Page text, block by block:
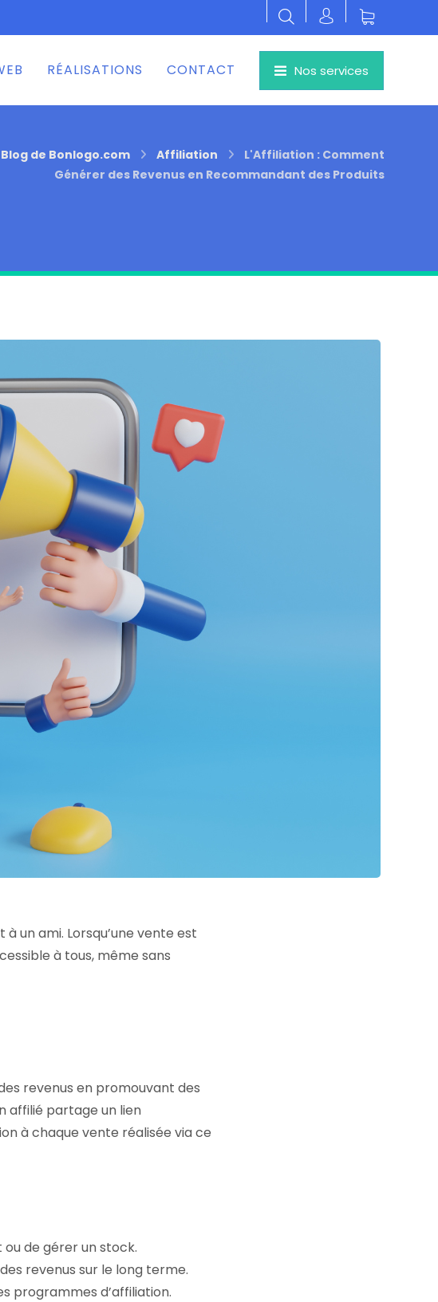
Nos services
RÉALISATIONS CONTACT
Blog de Bonlogo.com Affiliation
L'Affiliation : Comment
Générer des Revenus en Recommandant des Produits
un ami. Lorsqu’une vente est
à tous, même sans
revenus en promouvant des
affilié partage un lien
à chaque vente réalisée via ce
de gérer un stock.
revenus sur le long terme.
programmes d’affiliation.